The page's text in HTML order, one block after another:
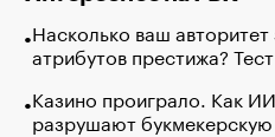
Насколько ваш авторитет
атрибутов престижа?
Казино проиграло. Как
разрушают